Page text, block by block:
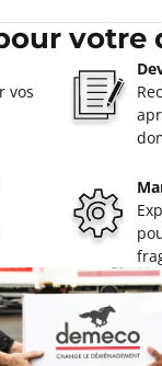
Appeler
vos